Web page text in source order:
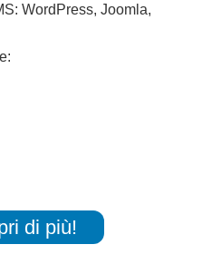
WordPress, Joomla,
di più!